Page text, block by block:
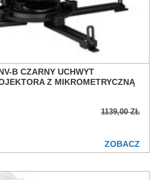
B CZARNY UCHWYT
Z MIKROMETRYCZNĄ
SALON POZNAŃ
1139,00 ZŁ
ZOBACZ